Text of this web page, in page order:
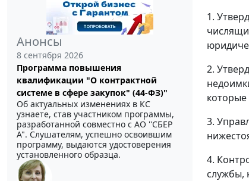
Анонсы
8 сентября 2026
Программа повышения
квалификации "О контрактной
системе в сфере закупок" (44-ФЗ)"
Об актуальных изменениях в КС
узнаете, став участником программы,
разработанной совместно с АО ''СБЕР
А". Слушателям, успешно освоившим
программу, выдаются удостоверения
установленного образца.
1.
2.
3.
4.
службы,